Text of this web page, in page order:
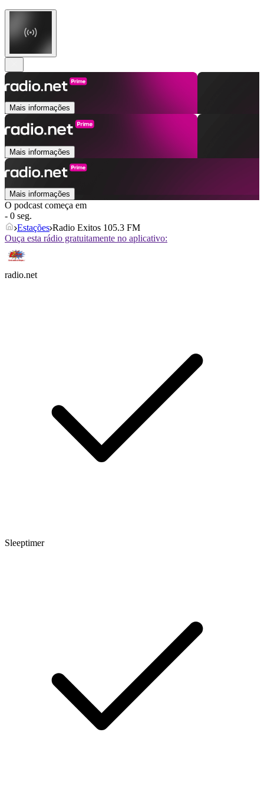
Mais informações
Mais informações
Mais informações
O podcast começa em
- 0 seg.
Estações Radio Exitos 105.3 FM
Ouça esta rádio gratuitamente no aplicativo:
radio.net
Sleeptimer